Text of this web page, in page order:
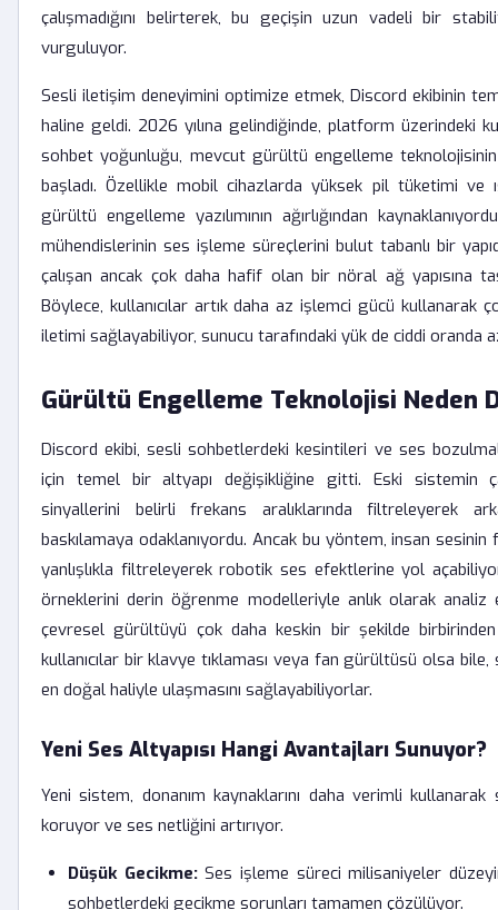
çalışmadığını belirterek, bu geçişin uzun vadeli bir
vurguluyor.
Sesli iletişim deneyimini optimize etmek, Discord ekibinin
haline geldi. 2026 yılına gelindiğinde, platform üzerindeki
sohbet yoğunluğu, mevcut gürültü engelleme teknolojisinin
başladı. Özellikle mobil cihazlarda yüksek pil tüketimi ve
gürültü engelleme yazılımının ağırlığından
mühendislerinin ses işleme süreçlerini bulut tabanlı bir
çalışan ancak çok daha hafif olan bir nöral ağ yapısına
Böylece, kullanıcılar artık daha az işlemci gücü kullanarak
iletimi sağlayabiliyor, sunucu tarafındaki yük de ciddi oranda
Gürültü Engelleme Teknolojisi Neden
Discord ekibi, sesli sohbetlerdeki kesintileri ve ses
için temel bir altyapı değişikliğine gitti. Eski sistemin
sinyallerini belirli frekans aralıklarında filtreleyerek
baskılamaya odaklanıyordu. Ancak bu yöntem, insan sesinin
yanlışlıkla filtreleyerek robotik ses efektlerine yol
örneklerini derin öğrenme modelleriyle anlık olarak analiz
çevresel gürültüyü çok daha keskin bir şekilde birbirinden
kullanıcılar bir klavye tıklaması veya fan gürültüsü olsa
en doğal haliyle ulaşmasını sağlayabiliyorlar.
Yeni Ses Altyapısı Hangi Avantajları Sunuyor?
Yeni sistem, donanım kaynaklarını daha verimli kullanarak
koruyor ve ses netliğini artırıyor.
Düşük Gecikme:Ses işleme süreci milisaniyeler
sohbetlerdeki gecikme sorunları tamamen çözülüyor.